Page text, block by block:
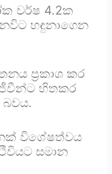
වර්ෂ 4.2ක
හඳුනාගෙන
ප්‍රකාශ කර
හිතකර
විශේෂත්වය
සමාන